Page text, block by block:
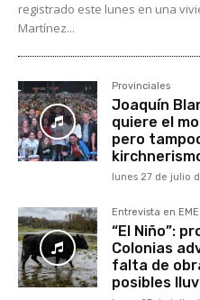
registrado este lunes en una
Martínez...
Provinciales
Joaquín
quiere el
pero
lunes 27 de julio
Entrevista en EME
“El Niño”:
Colonias
falta de
posibles